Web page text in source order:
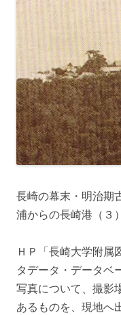
長崎の幕末・明治
浦からの長崎港（
ＨＰ「長崎大学附
タデータ・データベ
写真について、撮影
あるものを、現地へ